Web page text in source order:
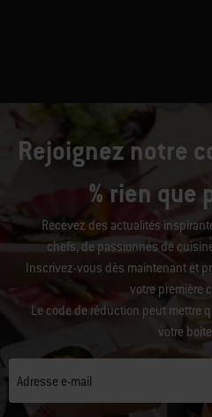
Rejoignez notre
% rien que
Recevez des actualités
chefs, de passionnés de
Inscrivez-vous dès maintenant et
votre première
Le code de réduction peut mettre
votre
Adresse e-mail